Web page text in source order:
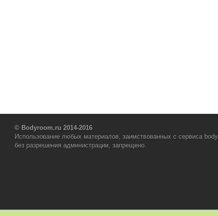
© Bodyroom.ru 2014-2016
Использование любых материалов, заимствованных с сервиса
без разрешения администрации, запрещено.